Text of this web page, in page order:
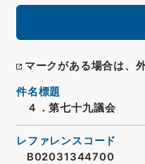
マークがある場合は、
件名標題
４．第七十九議会
レファレンスコード
B02031344700